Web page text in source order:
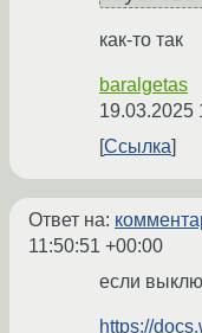
как-то так
baralgetas
19.03.2025
Ссылка
Ответ на:
11:50:51 +00:00
если
https://